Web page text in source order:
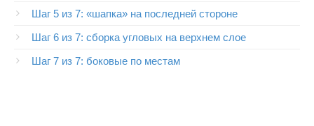
Шаг 5 из 7: «шапка» на последней стороне
Шаг 6 из 7: сборка угловых на верхнем слое
Шаг 7 из 7: боковые по местам